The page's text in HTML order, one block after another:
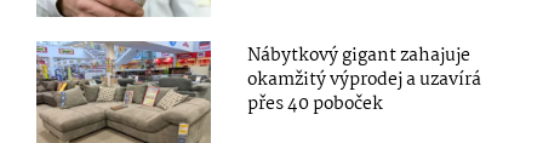
Nábytkový gigant zahajuje
okamžitý výprodej a uzavírá
přes 40 poboček